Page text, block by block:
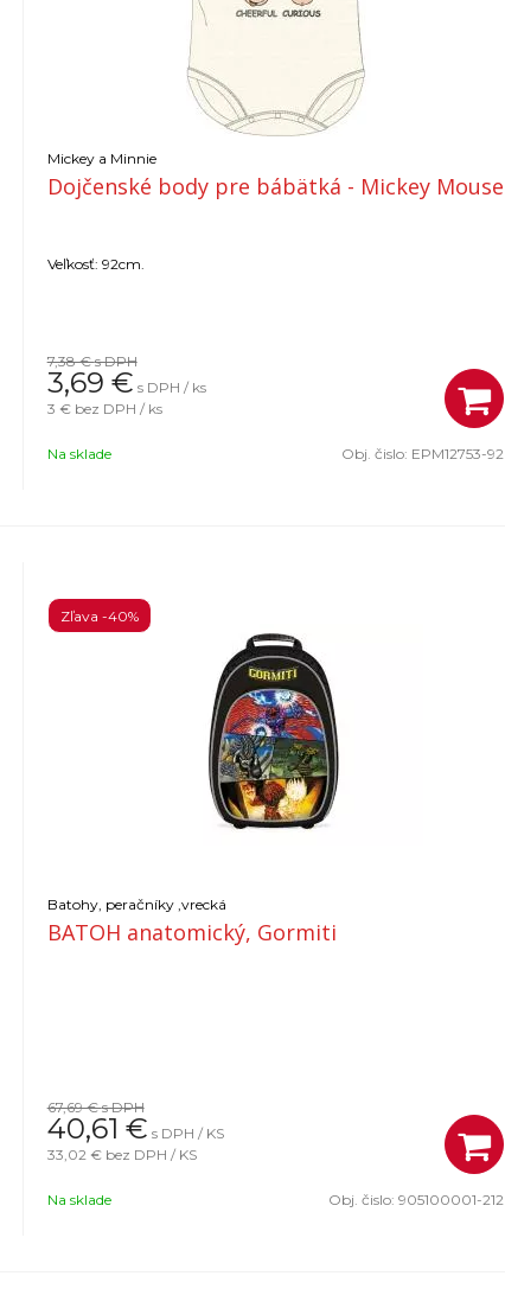
Mickey a Minnie
Dojčenské body pre bábätká - Mickey Mouse
Veľkosť: 92cm.
7,38 €s DPH
3,69 € s DPH / ks
3 € bez DPH / ks
Na sklade Obj. čislo: EPM12753-92
Batohy, peračníky ,vrecká
BATOH anatomický, Gormiti
Zľava -40%
67,69 €s DPH
40,61 € s DPH / KS
33,02 € bez DPH / KS
Na sklade Obj. čislo:905100001-212